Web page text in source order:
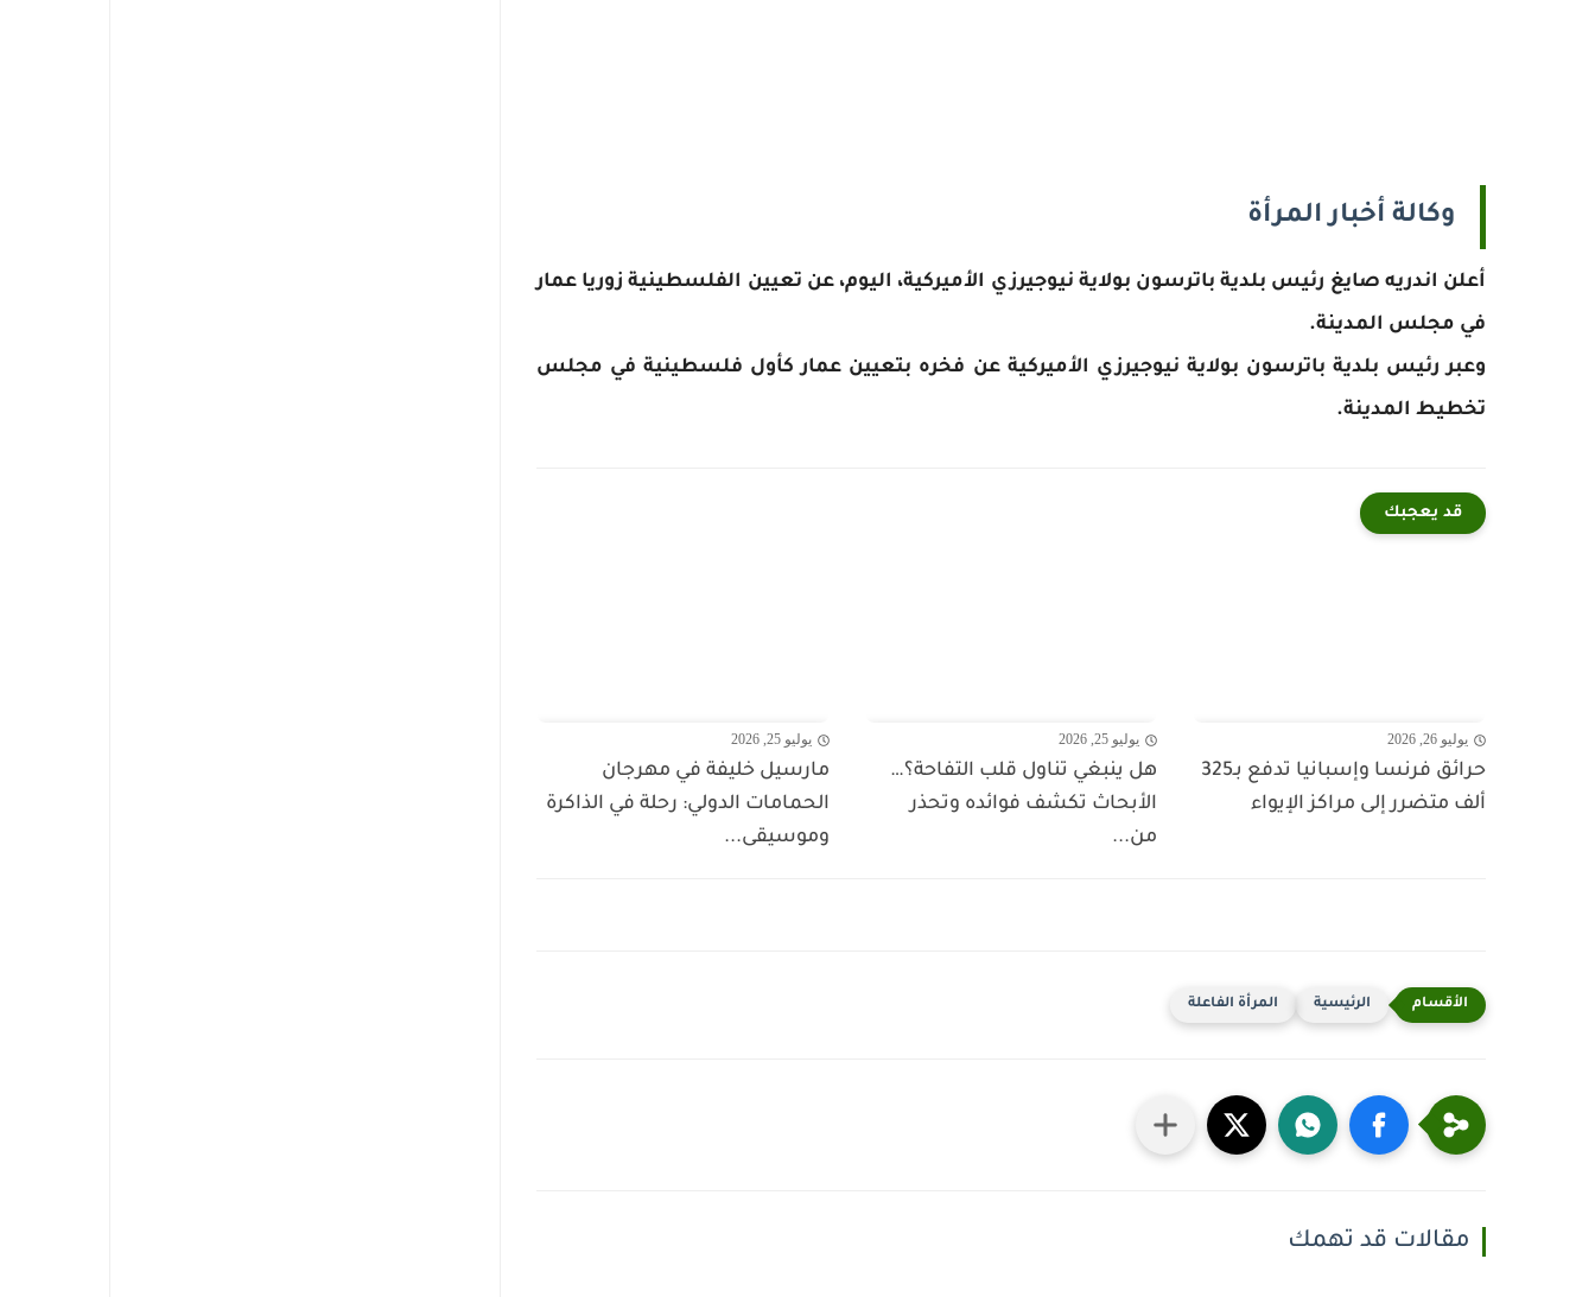
وكالة أخبار المرأة
أعلن اندريه صايغ رئيس بلدية باترسون بولاية نيوجيرزي الأميركية، اليوم، عن تعيين الفلسطينية زوريا عمار
في مجلس المدينة.
وعبر رئيس بلدية باترسون بولاية نيوجيرزي الأميركية عن فخره بتعيين عمار كأول فلسطينية في مجلس
تخطيط المدينة.
قد يعجبك
يوليو 26, 2026
حرائق فرنسا وإسبانيا تدفع بـ325
ألف متضرر إلى مراكز الإيواء
يوليو 25, 2026
هل ينبغي تناول قلب التفاحة؟…
الأبحاث تكشف فوائده وتحذر
من...
يوليو 25, 2026
مارسيل خليفة في مهرجان
الحمامات الدولي: رحلة في الذاكرة
وموسيقى...
الرئيسية المرأة الفاعلة
مقالات قد تهمك